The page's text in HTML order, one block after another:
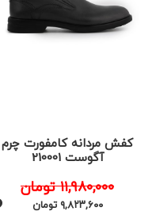
کفش مردانه کامفورت چرم
آگوست 210001
۱۱,۹۸۰,۰۰۰تومان
۹,۸۲۳,۶۰۰ تومان